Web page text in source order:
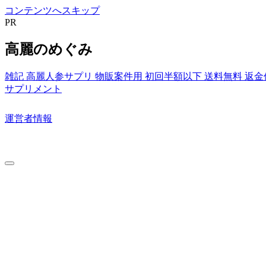
コンテンツへスキップ
PR
高麗のめぐみ
雑記 高麗人参サプリ 物販案件用 初回半額以下 送料無料 返金
サプリメント
運営者情報